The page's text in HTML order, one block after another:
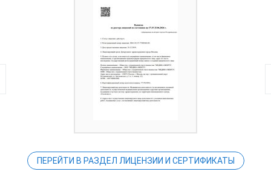
ПЕРЕЙТИ В РАЗДЕЛ ЛИЦЕНЗИИ И СЕРТИФИКАТЫ